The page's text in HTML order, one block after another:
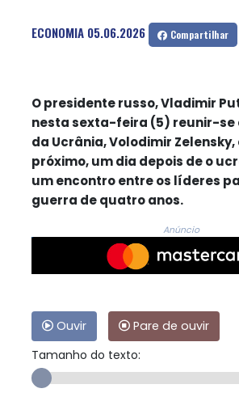
ECONOMIA 05.06.2026 Compartilhar
O presidente russo, Vladimir
nesta sexta-feira (5) reunir-se
da Ucrânia, Volodimir
próximo, um dia depois de o
um encontro entre os líderes
guerra de quatro anos.
Anúncio
Ouvir
Pare de ouvir
Tamanho do texto: